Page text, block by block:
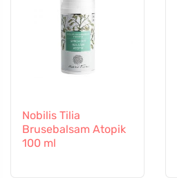
Nobilis Tilia
Brusebalsam Atopik
100 ml